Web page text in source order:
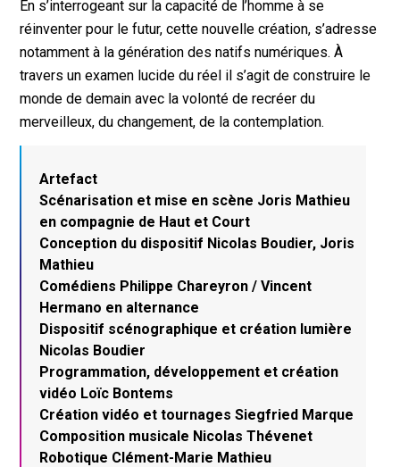
En s’interrogeant sur la capacité de l’homme à se
réinventer pour le futur, cette nouvelle création, s’adresse
notamment à la génération des natifs numériques. À
travers un examen lucide du réel il s’agit de construire le
monde de demain avec la volonté de recréer du
merveilleux, du changement, de la contemplation.
Artefact
Scénarisation et mise en scène Joris Mathieu
en compagnie de Haut et Court
Conception du dispositif Nicolas Boudier, Joris
Mathieu
Comédiens Philippe Chareyron / Vincent
Hermano en alternance
Dispositif scénographique et création lumière
Nicolas Boudier
Programmation, développement et création
vidéo Loïc Bontems
Création vidéo et tournages Siegfried Marque
Composition musicale Nicolas Thévenet
Robotique Clément-Marie Mathieu